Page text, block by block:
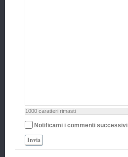
1000 caratteri rimasti
Notificami i commenti successivi
Invia